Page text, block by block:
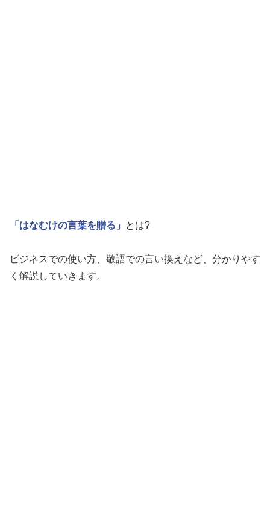
「はなむけの言葉を贈る」 とは?
ビジネスでの使い方、敬語での言い換えなど、分かりやす
く解説していきます。